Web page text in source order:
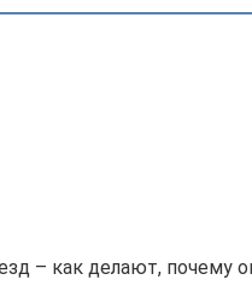
– как делают, почему